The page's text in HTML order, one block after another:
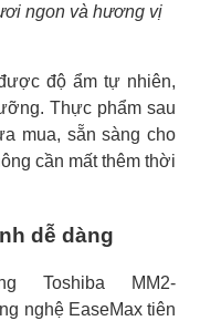
ngon và hương vị
độ ẩm tự nhiên,
Thực phẩm sau
mua, sẵn sàng cho
cần mất thêm thời
dễ dàng
Toshiba MM2-
nghệ EaseMax tiên